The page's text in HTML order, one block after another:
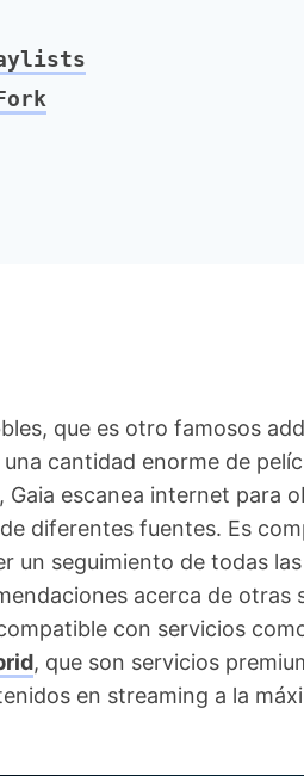
que es otro famosos
cantidad enorme de
Gaia escanea internet para
diferentes fuentes. Es
un seguimiento de todas
acerca de otras
con servicios
, que son servicios
en streaming a la